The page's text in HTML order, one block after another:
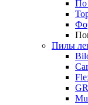
По
Пилы